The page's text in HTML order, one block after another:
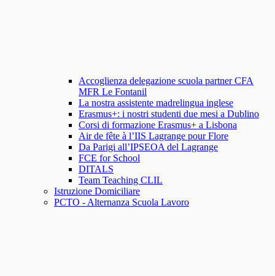
Accoglienza delegazione scuola partner CFA
MFR Le Fontanil
La nostra assistente madrelingua inglese
Erasmus+: i nostri studenti due mesi a Dublino
Corsi di formazione Erasmus+ a Lisbona
Air de fête à l’IIS Lagrange pour Flore
Da Parigi all’IPSEOA del Lagrange
FCE for School
DITALS
Team Teaching CLIL
Istruzione Domiciliare
PCTO - Alternanza Scuola Lavoro